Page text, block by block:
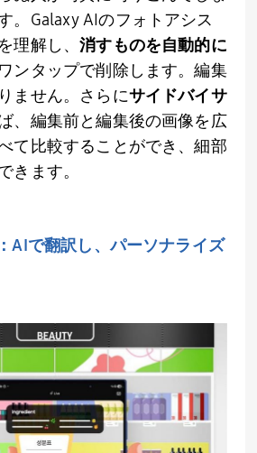
。 Galaxy AIのフォトアシス
理解し、消すものを自動的に
ンタップで削除します。編集
ません。さらにサイドバイサ
、編集前と編集後の画像を広
て比較することができ、細部
きます。
AIで翻訳し、パーソナライズ